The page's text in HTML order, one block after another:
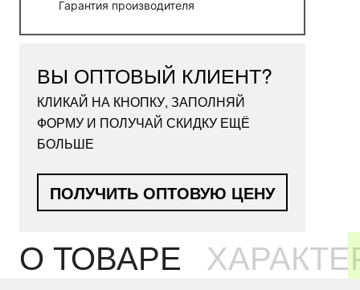
Гарантия производителя
ВЫ ОПТОВЫЙ КЛИЕНТ?
КЛИКАЙ НА КНОПКУ, ЗАПОЛНЯЙ
ФОРМУ И ПОЛУЧАЙ СКИДКУ ЕЩЁ
БОЛЬШЕ
ПОЛУЧИТЬ ОПТОВУЮ ЦЕНУ
О ТОВАРЕ